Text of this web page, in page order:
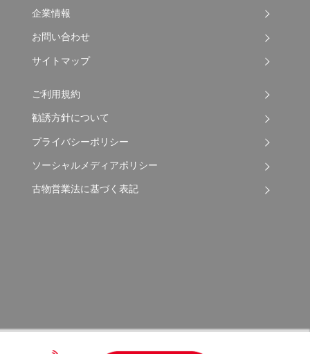
企業情報
お問い合わせ
サイトマップ
ご利用規約
勧誘方針について
プライバシーポリシー
ソーシャルメディアポリシー
古物営業法に基づく表記